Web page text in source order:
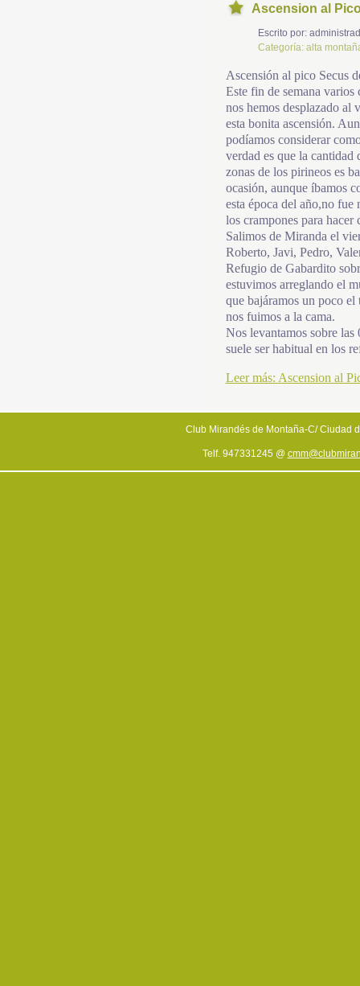
Ascension al
Escrito por:
Categoría: alta
Ascensión al pico Secus
Este fin de semana varios
nos hemos desplazado al
esta bonita ascensión.
podíamos considerar
verdad es que la cantidad
zonas de los pirineos es
ocasión, aunque íbamos
esta época del año,no fue
los crampones para hacer
Salimos de Miranda el
Roberto, Javi, Pedro,
Refugio de Gabardito
estuvimos arreglando el
que bajáramos un poco
nos fuimos a la cama.
Nos levantamos sobre las
suele ser habitual en los
Leer más: Ascension al
Club Mirandés de Montaña-C/ Ciudad
Telf. 947331245 @